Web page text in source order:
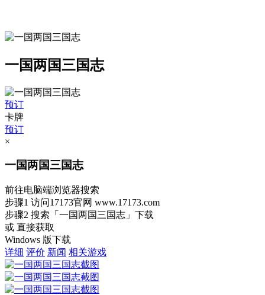
一国两国三国志
预订
卡牌
预订
×
一国两国三国志
前往电脑端浏览器搜索
步骤1 访问17173官网 www.17173.com
步骤2 搜索 「一国两国三国志」 下载
或 直接获取
Windows 版下载
详细 评价 新闻 相关游戏